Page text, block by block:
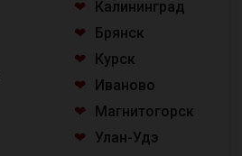
Калининград
Брянск
Курск
Иваново
Магнитогорск
Улан-Удэ